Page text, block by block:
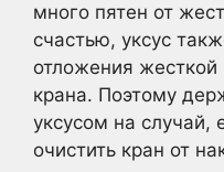
много пятен от
счастью, уксус
отложения жесткой
крана. Поэтому
уксусом на случай,
очистить кран от